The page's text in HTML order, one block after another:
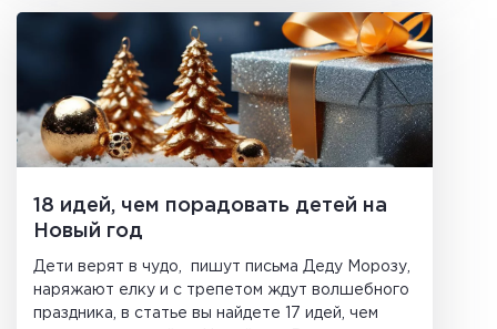
18 идей, чем порадовать детей на
Новый год
Дети верят в чудо, пишут письма Деду Морозу,
наряжают елку и с трепетом ждут волшебного
праздника, в статье вы найдете 17 идей, чем